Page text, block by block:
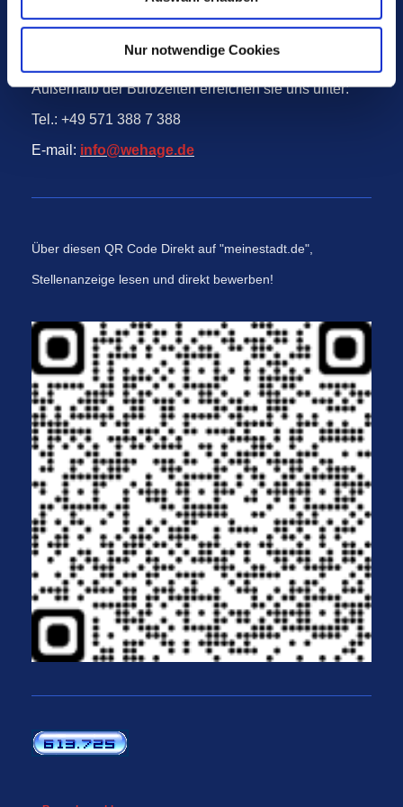
Nur notwendige Cookies
Telefon ist ganztags besetzt!
Außerhalb der Bürozeiten erreichen sie uns unter:
Tel.: +49 571 388 7 388
E-mail: info@wehage.de
Über diesen QR Code Direkt auf "meinestadt.de",
Stellenanzeige lesen und direkt bewerben!